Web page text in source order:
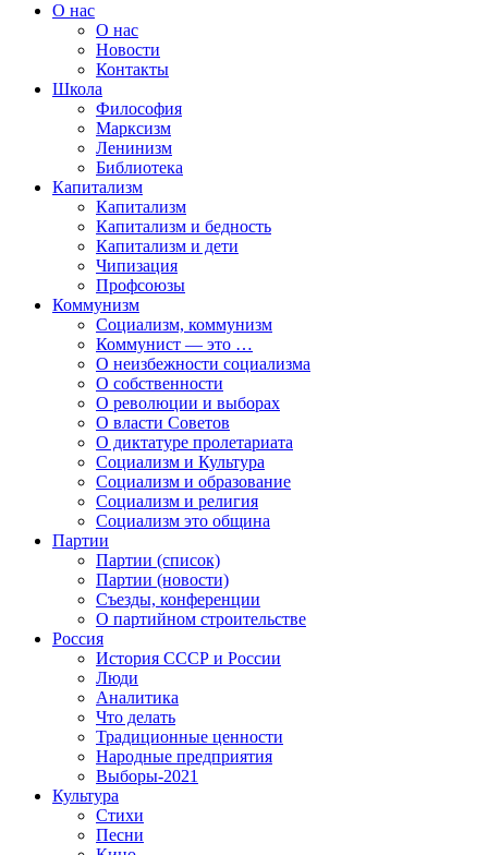
О нас
О нас
Новости
Контакты
Школа
Философия
Марксизм
Ленинизм
Библиотека
Капитализм
Капитализм
Капитализм и бедность
Капитализм и дети
Чипизация
Профсоюзы
Коммунизм
Социализм, коммунизм
Коммунист — это …
О неизбежности социализма
О собственности
О революции и выборах
О власти Советов
О диктатуре пролетариата
Социализм и Культура
Социализм и образование
Социализм и религия
Социализм это община
Партии
Партии (список)
Партии (новости)
Съезды, конференции
О партийном строительстве
Россия
История СССР и России
Люди
Аналитика
Что делать
Традиционные ценности
Народные предприятия
Выборы-2021
Культура
Стихи
Песни